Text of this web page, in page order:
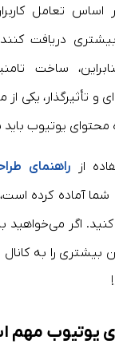
اساس تعامل
دریافت
ساخت
تأثیرگذار، یکی
یوتیوب باید
ازراهنمای
شما آماده کرده
اگر می‌خواهید
بیشتری را به
یوتیوب مهم